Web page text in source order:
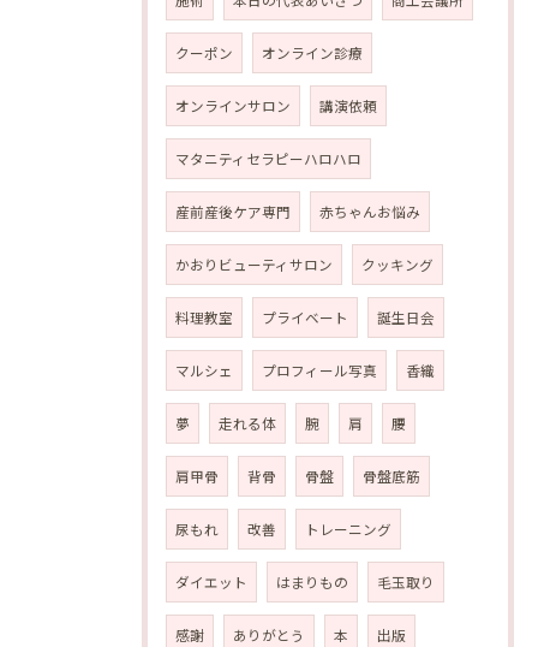
クーポン オンライン診療
オンラインサロン 講演依頼
マタニティセラピーハロハロ
産前産後ケア専門 赤ちゃんお悩み
かおりビューティサロン クッキング
料理教室 プライベート 誕生日会
マルシェ プロフィール写真 香織
夢 走れる体 腕 肩 腰
肩甲骨 背骨 骨盤 骨盤底筋
尿もれ 改善 トレーニング
ダイエット はまりもの 毛玉取り
感謝 ありがとう 本 出版